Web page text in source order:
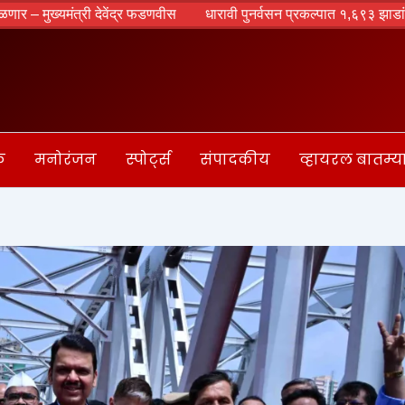
देवेंद्र फडणवीस धारावी पुनर्वसन प्रकल्पात १,६९३ झाडांवर गंडांतर?
मनोरंजन स्पोर्ट्स संपादकीय व्हायरल